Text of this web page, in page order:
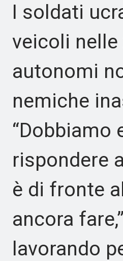
I soldati
veicoli
autonomi
nemiche
rispondere
è di fronte
ancora
lavorando